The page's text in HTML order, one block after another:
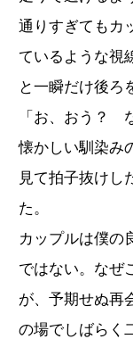
通りすぎてもカ
ているような視
と一瞬だけ後ろ
「お、おう？
懐かしい馴染み
見て拍子抜けし
た。
カップルは僕の
ではない。なぜ
が、予期せぬ再
の場でしばらく